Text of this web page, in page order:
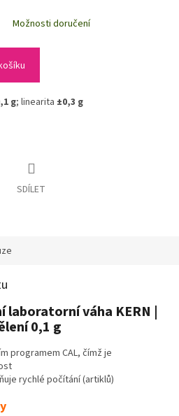
Možnosti doručení
g; linearita ±0,3 g
SDÍLET
laboratorní váha KERN |
0,1 g
programem CAL, čímž je
rychlé počítání (artiklů)